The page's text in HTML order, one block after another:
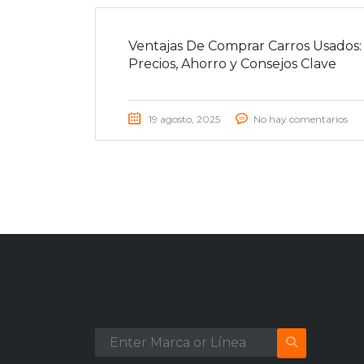
Ventajas De Comprar Carros Usados:
Precios, Ahorro y Consejos Clave
19 agosto, 2025 No hay comentarios